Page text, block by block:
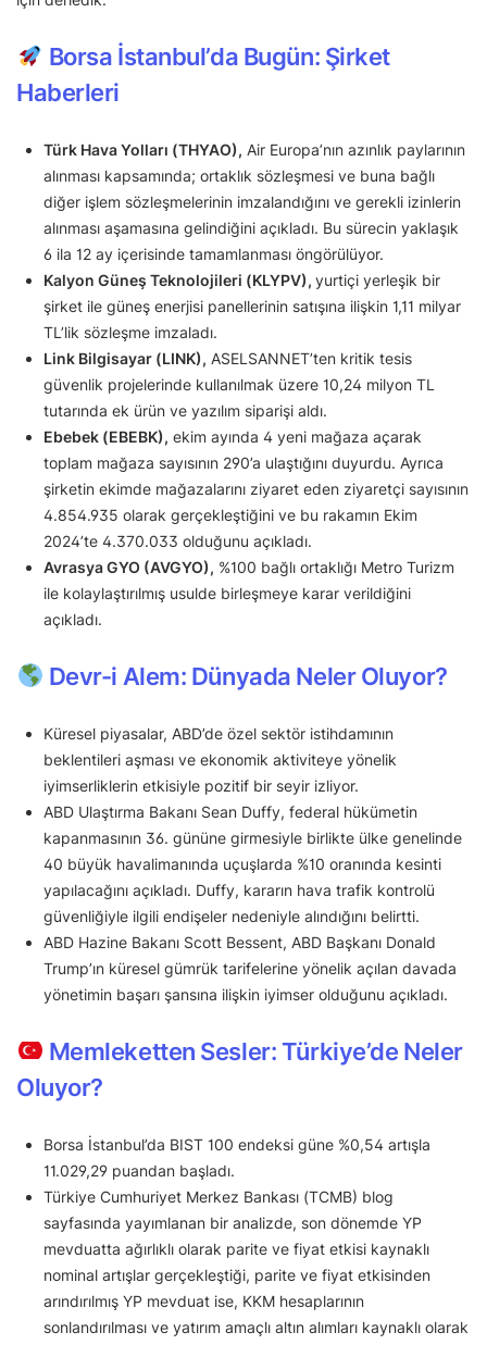
Borsa İstanbul’da Bugün: Şirket
Haberleri
Türk Hava Yolları (THYAO), Air Europa’nın azınlık paylarının
alınması kapsamında; ortaklık sözleşmesi ve buna bağlı
diğer işlem sözleşmelerinin imzalandığını ve gerekli izinlerin
alınması aşamasına gelindiğini açıkladı. Bu sürecin yaklaşık
6 ila 12 ay içerisinde tamamlanması öngörülüyor.
Kalyon Güneş Teknolojileri (KLYPV), yurtiçi yerleşik bir
şirket ile güneş enerjisi panellerinin satışına ilişkin 1,11 milyar
TL’lik sözleşme imzaladı.
Link Bilgisayar (LINK), ASELSANNET’ten kritik tesis
güvenlik projelerinde kullanılmak üzere 10,24 milyon TL
tutarında ek ürün ve yazılım siparişi aldı.
Ebebek (EBEBK), ekim ayında 4 yeni mağaza açarak
toplam mağaza sayısının 290’a ulaştığını duyurdu. Ayrıca
şirketin ekimde mağazalarını ziyaret eden ziyaretçi sayısının
4.854.935 olarak gerçekleştiğini ve bu rakamın Ekim
2024’te 4.370.033 olduğunu açıkladı.
Avrasya GYO (AVGYO), %100 bağlı ortaklığı Metro Turizm
ile kolaylaştırılmış usulde birleşmeye karar verildiğini
açıkladı.
Devr-i Alem: Dünyada Neler Oluyor?
Küresel piyasalar, ABD’de özel sektör istihdamının
beklentileri aşması ve ekonomik aktiviteye yönelik
iyimserliklerin etkisiyle pozitif bir seyir izliyor.
ABD Ulaştırma Bakanı Sean Duffy, federal hükümetin
kapanmasının 36. gününe girmesiyle birlikte ülke genelinde
40 büyük havalimanında uçuşlarda %10 oranında kesinti
yapılacağını açıkladı. Duffy, kararın hava trafik kontrolü
güvenliğiyle ilgili endişeler nedeniyle alındığını belirtti.
ABD Hazine Bakanı Scott Bessent, ABD Başkanı Donald
Trump’ın küresel gümrük tarifelerine yönelik açılan davada
yönetimin başarı şansına ilişkin iyimser olduğunu açıkladı.
Memleketten Sesler: Türkiye’de Neler
Oluyor?
Borsa İstanbul’da BIST 100 endeksi güne %0,54 artışla
11.029,29 puandan başladı.
Türkiye Cumhuriyet Merkez Bankası (TCMB) blog
sayfasında yayımlanan bir analizde, son dönemde YP
mevduatta ağırlıklı olarak parite ve fiyat etkisi kaynaklı
nominal artışlar gerçekleştiği, parite ve fiyat etkisinden
arındırılmış YP mevduat ise, KKM hesaplarının
sonlandırılması ve yatırım amaçlı altın alımları kaynaklı olarak